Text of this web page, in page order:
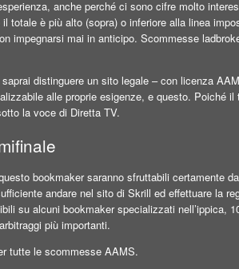
anche perché ci sono cifre molto
totale è più alto (sopra) o inferiore alla linea
impegnarsi mai in anticipo. Scommesse
distinguere un sito legale – con licenza
alle proprie esigenze, e questo. Poiché il
la voce di Diretta TV.
bookmaker saranno sfruttabili certamente
andare nel sito di Skrill ed effettuare la
su alcuni bookmaker specializzati nell’ippica,
più importanti.
tutte le scommesse AAMS.